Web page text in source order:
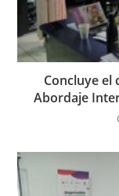
Concluye el
Abordaje